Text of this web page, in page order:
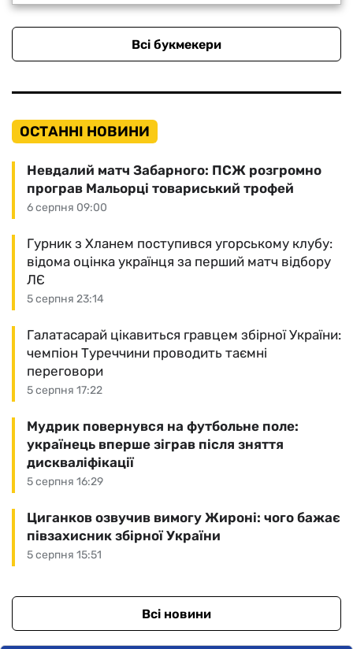
Всі букмекери
ОСТАННІ НОВИНИ
6 серпня 09:00
Невдалий матч Забарного: ПСЖ розгромно
програв Мальорці товариський трофей
5 серпня 23:14
Гурник з Хланем поступився угорському клубу:
відома оцінка українця за перший матч відбору
ЛЄ
5 серпня 17:22
Галатасарай цікавиться гравцем збірної України:
чемпіон Туреччини проводить таємні
переговори
5 серпня 16:29
Мудрик повернувся на футбольне поле:
українець вперше зіграв після зняття
дискваліфікації
5 серпня 15:51
Циганков озвучив вимогу Жироні: чого бажає
півзахисник збірної України
Всі новини